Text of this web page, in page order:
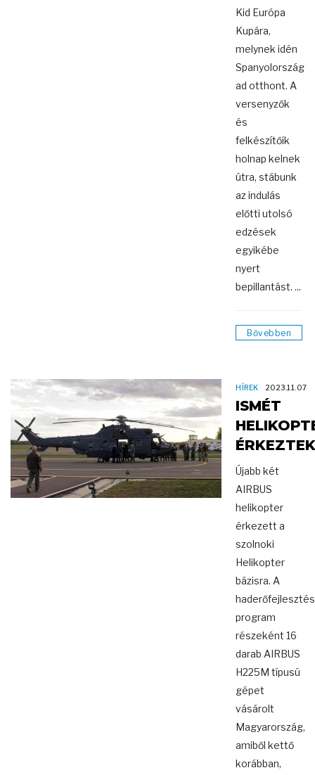
Kid Európa
Kupára,
melynek idén
Spanyolország
ad otthont. A
versenyzők
és
felkészítőik
holnap kelnek
útra, stábunk
az indulás
előtti utolsó
edzések
egyikébe
nyert
bepillantást. ...
Bővebben
HÍREK 2023.11.07
ISMÉT
ÉRKEZTEK
Újabb két
AIRBUS
helikopter
érkezett a
szolnoki
Helikopter
bázisra. A
program
részeként 16
darab AIRBUS
H225M típusú
gépet
vásárolt
Magyarország,
amiből kettő
korábban,